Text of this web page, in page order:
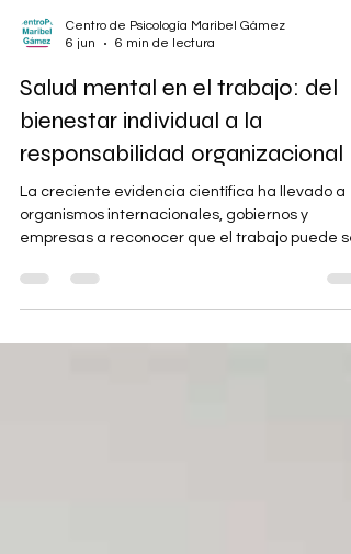
6 jun
6 min de lectura
Salud mental en el trabajo: del
bienestar individual a la
responsabilidad organizacional
La creciente evidencia científica ha llevado a
empresas a reconocer que el trabajo puede
desarrollo de trastornos mentales. La OMS ha